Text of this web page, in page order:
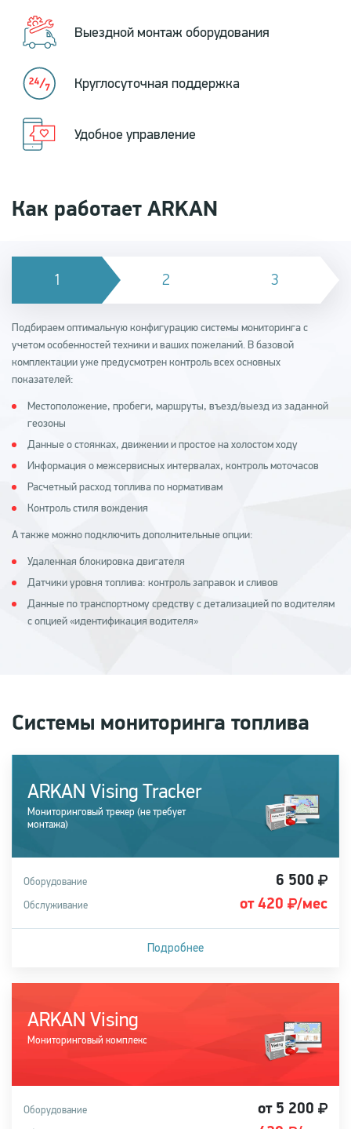
Выездной монтаж оборудования
Круглосуточная поддержка
Удобное управление
Как работает ARKAN
Подбираем оптимальную конфигурацию системы мониторинга с
учетом особенностей техники и ваших пожеланий. В базовой
комплектации уже предусмотрен контроль всех основных
показателей:
Местоположение, пробеги, маршруты, въезд/выезд из заданной
геозоны
Данные о стоянках, движении и простое на холостом ходу
Информация о межсервисных интервалах, контроль моточасов
Расчетный расход топлива по нормативам
Контроль стиля вождения
А также можно подключить дополнительные опции:
Удаленная блокировка двигателя
Датчики уровня топлива: контроль заправок и сливов
Данные по транспортному средству с детализацией по водителям
с опцией «идентификация водителя»
Системы мониторинга топлива
ARKAN Vising Tracker
Мониторинговый трекер (не требует
монтажа)
Оборудование 6 500
Обслуживание от 420 /мес
Подробнее
Купить систему
ARKAN Vising
Мониторинговый комплекс
Оборудование от 5 200